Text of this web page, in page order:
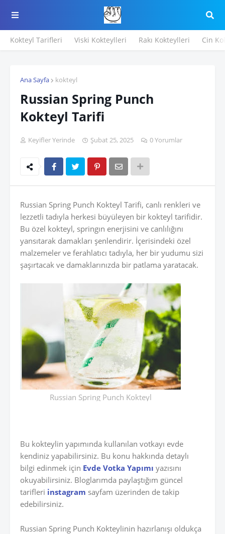
Kokteyl Tarifleri Viski Kokteylleri Rakı Kokteylleri Cin
Ana Sayfa kokteyl
Russian Spring Punch
Kokteyl Tarifi
Keyifler Yerinde Şubat 25, 2025 0 Yorumlar
Russian Spring Punch Kokteyl Tarifi, canlı renkleri ve
lezzetli tadıyla herkesi büyüleyen bir kokteyl tarifidir.
Bu özel kokteyl, springın enerjisini ve canlılığını
yansıtarak damakları şenlendirir. İçerisindeki özel
malzemeler ve ferahlatıcı tadıyla, her bir yudumu sizi
şaşırtacak ve damaklarınızda bir patlama yaratacak.
Russian Spring Punch Kokteyl
Bu kokteylin yapımında kullanılan votkayı evde
kendiniz yapabilirsiniz. Bu konu hakkında detaylı
bilgi edinmek için Evde Votka Yapımı yazısını
okuyabilirsiniz. Bloglarımda paylaştığım güncel
tarifleri instagram sayfam üzerinden de takip
edebilirsiniz.
Russian Spring Punch Kokteylinin hazırlanışı oldukça